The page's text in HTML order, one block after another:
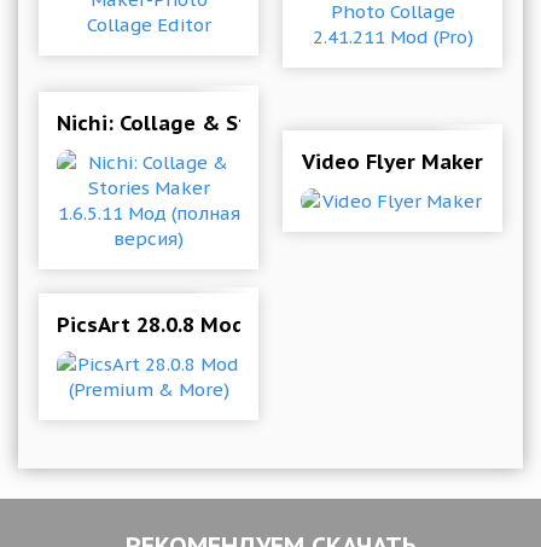
Nichi: Collage & Stories Maker 1.6.5.11 Мод
Video Flyer Maker
PicsArt 28.0.8 Mod (Premium & More)